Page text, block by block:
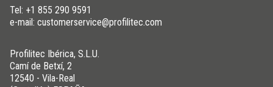
Tel: +1 855 290 9591
e-mail: customerservice@profilitec.com
Profilitec Ibérica, S.L.U.
Camí de Betxí, 2
12540 - Vila-Real